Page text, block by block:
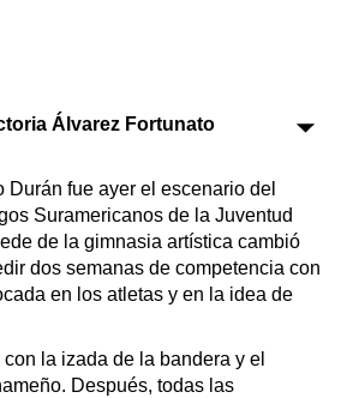
Álvarez Fortunato
Durán fue ayer el escenario del
Suramericanos de la Juventud
de la gimnasia artística cambió
dos semanas de competencia con
en los atletas y en la idea de
la izada de la bandera y el
Después, todas las